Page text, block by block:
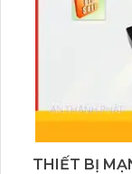
THIẾT BỊ